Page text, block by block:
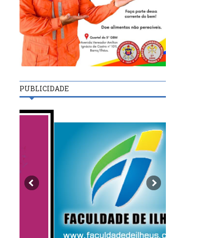
PUBLICIDADE